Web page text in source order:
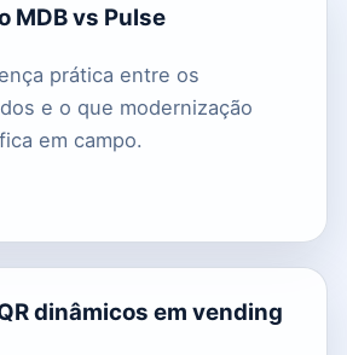
MDB vs Pulse
prática entre os
e o que modernização
em campo.
dinâmicos em vending